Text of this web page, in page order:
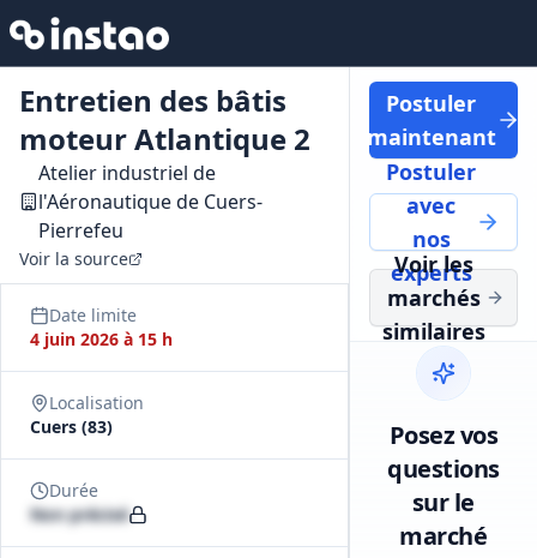
Entretien des bâtis
moteur Atlantique 2
Atelier industriel de
l'Aéronautique de Cuers-
Pierrefeu
Voir la source
Date limite
4 juin 2026 à 15 h
Localisation
Cuers (83)
Durée
Non précisé
Postuler
maintenant
Postuler
avec
nos
experts
Voir les
marchés
similaires
Posez vos
questions
sur le
marché